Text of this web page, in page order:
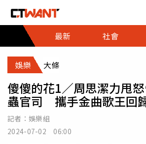
最新
社會
娛樂 大條
傻傻的花1／周思潔力甩
蟲官司 攜手金曲歌王回
記者： 娛樂組
2024-07-02 06:00